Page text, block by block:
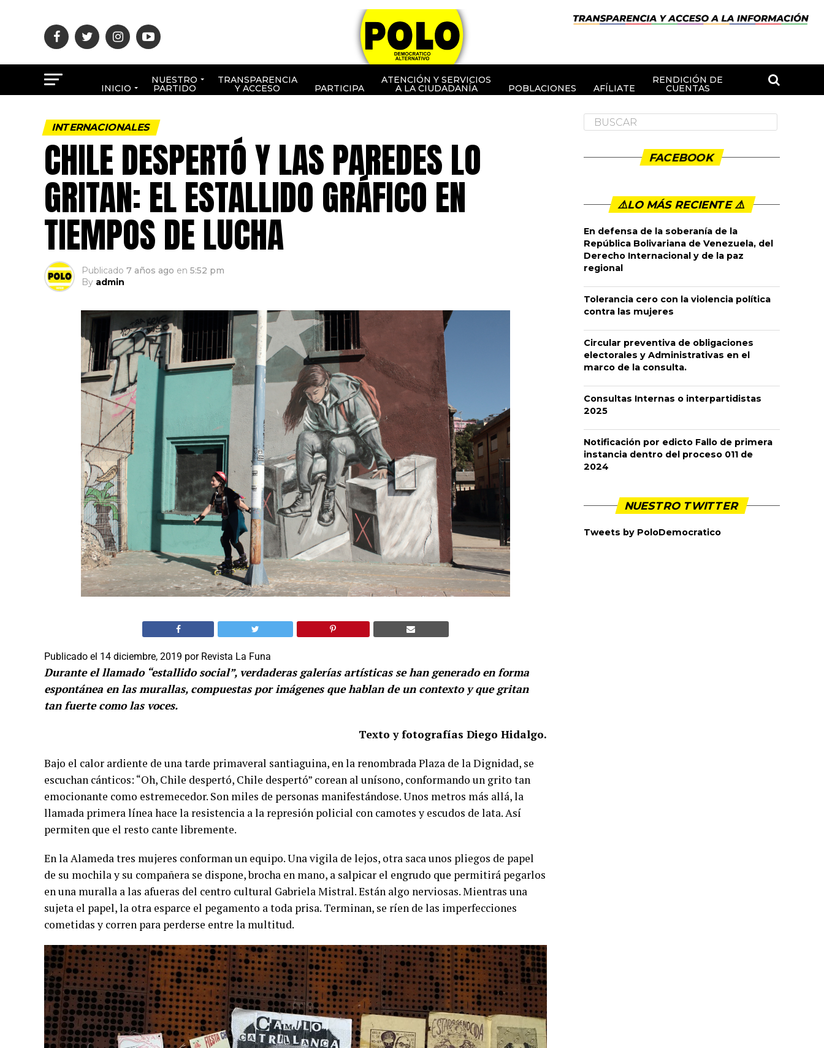
INICIO
NUESTRO
PARTIDO
TRANSPARENCIA
Y ACCESO PARTICIPA
ATENCIÓN Y SERVICIOS
A LA CIUDADANÍA POBLACIONES AFÍLIATE
RENDICIÓN DE
CUENTAS
INTERNACIONALES
CHILE DESPERTÓ Y LAS PAREDES LO
GRITAN: EL ESTALLIDO GRÁFICO EN
TIEMPOS DE LUCHA
Publicado 7 años ago en 5:52 pm
By admin
Publicado el 14 diciembre, 2019 por Revista La Funa
Durante el llamado “estallido social”, verdaderas galerías artísticas se han generado en forma
espontánea en las murallas, compuestas por imágenes que hablan de un contexto y que gritan
tan fuerte como las voces.
Texto y fotografías Diego Hidalgo.
Bajo el calor ardiente de una tarde primaveral santiaguina, en la renombrada Plaza de la Dignidad, se
escuchan cánticos: “Oh, Chile despertó, Chile despertó” corean al unísono, conformando un grito tan
emocionante como estremecedor. Son miles de personas manifestándose. Unos metros más allá, la
llamada primera línea hace la resistencia a la represión policial con camotes y escudos de lata. Así
permiten que el resto cante libremente.
En la Alameda tres mujeres conforman un equipo. Una vigila de lejos, otra saca unos pliegos de papel
de su mochila y su compañera se dispone, brocha en mano, a salpicar el engrudo que permitirá pegarlos
en una muralla a las afueras del centro cultural Gabriela Mistral. Están algo nerviosas. Mientras una
sujeta el papel, la otra esparce el pegamento a toda prisa. Terminan, se ríen de las imperfecciones
cometidas y corren para perderse entre la multitud.
FACEBOOK
⚠️LO MÁS RECIENTE ⚠️️
En defensa de la soberanía de la
República Bolivariana de Venezuela, del
Derecho Internacional y de la paz
regional
Tolerancia cero con la violencia política
contra las mujeres
Circular preventiva de obligaciones
electorales y Administrativas en el
marco de la consulta.
Consultas Internas o interpartidistas
2025
Notificación por edicto Fallo de primera
instancia dentro del proceso 011 de
2024
NUESTRO TWITTER
Tweets by PoloDemocratico